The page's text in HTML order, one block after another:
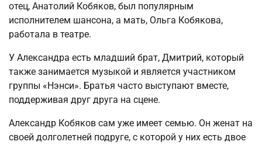
отец, Анатолий Кобяков, был популярным
исполнителем шансона, а мать, Ольга Кобякова,
работала в театре.
У Александра есть младший брат, Дмитрий, который
также занимается музыкой и является участником
группы «Нэнси». Братья часто выступают вместе,
поддерживая друг друга на сцене.
Александр Кобяков сам уже имеет семью. Он женат на
своей долголетней подруге, с которой у них есть двое